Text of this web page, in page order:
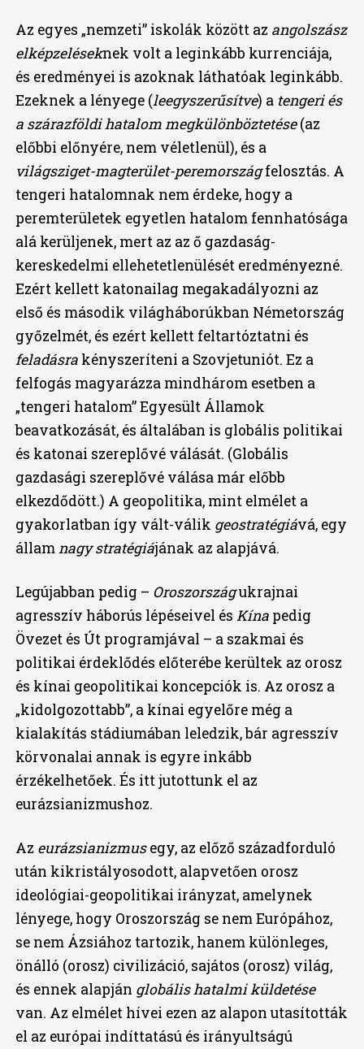
Az egyes „nemzeti” iskolák között az angolszász
elképzeléseknek volt a leginkább kurrenciája,
és eredményei is azoknak láthatóak leginkább.
Ezeknek a lényege (leegyszerűsítve) a tengeri és
a szárazföldi hatalom megkülönböztetése(az
előbbi előnyére, nem véletlenül), és a
világsziget-magterület-peremországfelosztás. A
tengeri hatalomnak nem érdeke, hogy a
peremterületek egyetlen hatalom fennhatósága
alá kerüljenek, mert az az ő gazdaság-
kereskedelmi ellehetetlenülését eredményezné.
Ezért kellett katonailag megakadályozni az
első és második világháborúkban Németország
győzelmét, és ezért kellett feltartóztatni és
feladásrakényszeríteni a Szovjetuniót. Ez a
felfogás magyarázza mindhárom esetben a
„tengeri hatalom” Egyesült Államok
beavatkozását, és általában is globális politikai
és katonai szereplővé válását. (Globális
gazdasági szereplővé válása már előbb
elkezdődött.) A geopolitika, mint elmélet a
gyakorlatban így vált-válik geostratégiává, egy
államnagy stratégiájának az alapjává.
Legújabban pedig – Oroszországukrajnai
agresszív háborús lépéseivel és Kínapedig
Övezet és Út programjával – a szakmai és
politikai érdeklődés előterébe kerültek az orosz
és kínai geopolitikai koncepciók is. Az orosz a
„kidolgozottabb”, a kínai egyelőre még a
kialakítás stádiumában leledzik, bár agresszív
körvonalai annak is egyre inkább
érzékelhetőek. És itt jutottunk el az
eurázsianizmushoz.
Az eurázsianizmusegy, az előző századforduló
után kikristályosodott, alapvetően orosz
ideológiai-geopolitikai irányzat, amelynek
lényege, hogy Oroszország se nem Európához,
se nem Ázsiához tartozik, hanem különleges,
önálló (orosz) civilizáció, sajátos (orosz) világ,
és ennek alapján globális hatalmi küldetése
van. Az elmélet hívei ezen az alapon utasították
el az európai indíttatású és irányultságú